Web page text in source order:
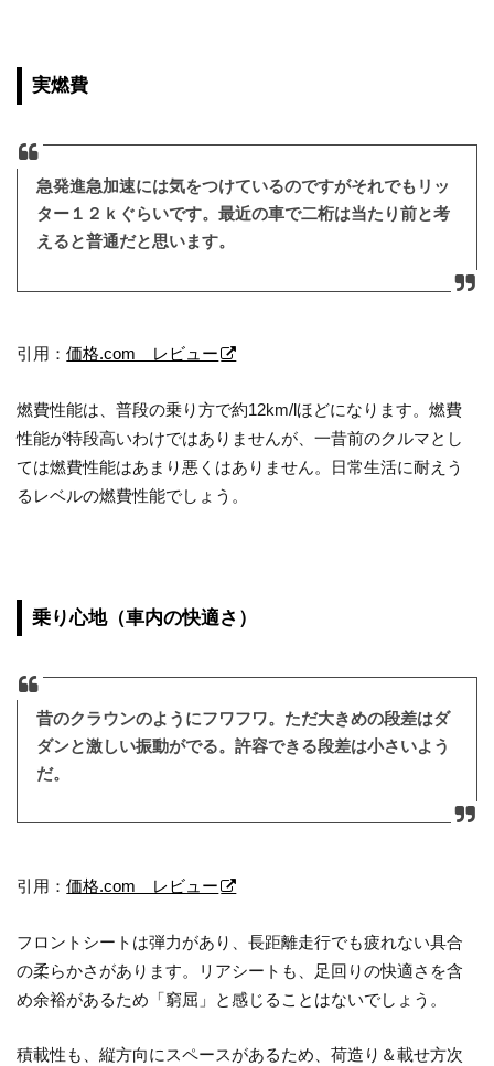
実燃費
急発進急加速には気をつけているのですがそれでもリッ
ター１２ｋぐらいです。最近の車で二桁は当たり前と考
えると普通だと思います。
引用：価格.com レビュー
燃費性能は、普段の乗り方で約12km/lほどになります。燃費
性能が特段高いわけではありませんが、一昔前のクルマとし
ては燃費性能はあまり悪くはありません。日常生活に耐えう
るレベルの燃費性能でしょう。
乗り心地（車内の快適さ）
昔のクラウンのようにフワフワ。ただ大きめの段差はダ
ダンと激しい振動がでる。許容できる段差は小さいよう
だ。
引用：価格.com レビュー
フロントシートは弾力があり、長距離走行でも疲れない具合
の柔らかさがあります。リアシートも、足回りの快適さを含
め余裕があるため「窮屈」と感じることはないでしょう。
積載性も、縦方向にスペースがあるため、荷造り＆載せ方次